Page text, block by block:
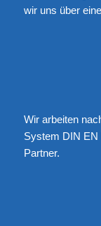
wir uns über eine
Wir arbeiten
System DIN EN
Partner.